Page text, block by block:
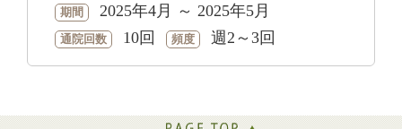
期間 2025年4月 ～ 2025年5月
通院回数 10回 頻度 週2～3回